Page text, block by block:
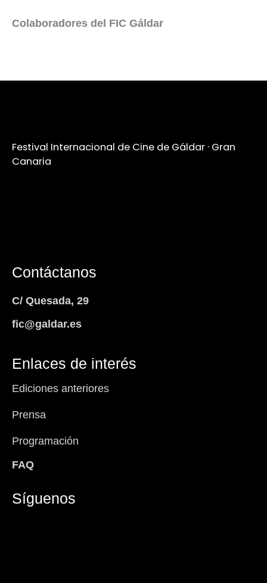
Colaboradores del FIC Gáldar
Festival Internacional de Cine de Gáldar · Gran
Canaria
Contáctanos
C/ Quesada, 29
fic@galdar.es
Enlaces de interés
Ediciones anteriores
Prensa
Programación
FAQ
Síguenos